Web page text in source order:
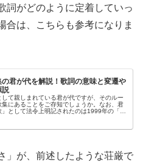
詞がどのように定着していっ
合は、こちらも参考になりま
君が代を解説！歌詞の意味と変遷や
説
して親しまれている君が代ですが、そのルー
集にあることをご存知でしょうか。なお、君
として法令上明記されたのは1999年の「国
」が、前述したような荘厳で